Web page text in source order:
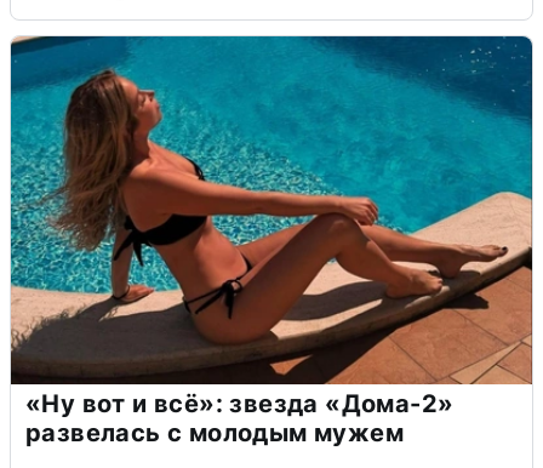
«Ну вот и всё»: звезда «Дома-2»
развелась с молодым мужем